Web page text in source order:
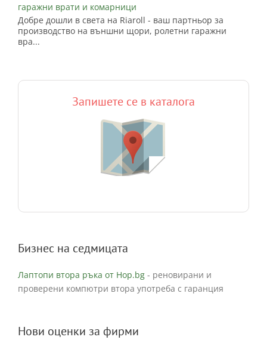
гаражни врати и комарници
Добре дошли в света на Riaroll - ваш партньор за
производство на външни щори, ролетни гаражни
вра...
Запишете се в каталога
Бизнес на седмицата
Лаптопи втора ръка от Hop.bg - реновирани и
проверени компютри втора употреба с гаранция
Нови оценки за фирми